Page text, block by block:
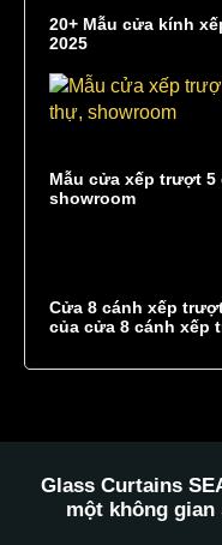
20+ Mẫu cửa kính
2025
Mẫu cửa xếp trượt
showroom
Cửa 8 cánh xếp
của cửa 8 cánh xếp
Glass Curtains
một không gian